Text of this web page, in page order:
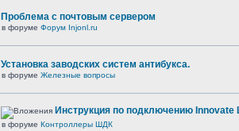
Проблема с почтовым сервером
в форуме Форум Injonl.ru
Установка заводских систем антибукса.
в форуме Железные вопросы
Инструкция по подключению Innovate
в форуме Контроллеры ШДК